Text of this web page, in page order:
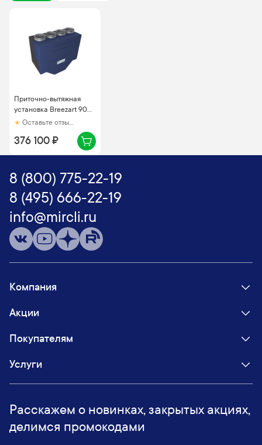
Приточно-вытяжная
установка Breezart 900
Lux RE (в пласт. корп.,
Оставьте отзыв первым
376 100 ₽
8 (800) 775-22-19
8 (495) 666-22-19
info@mircli.ru
Компания
Акции
Покупателям
Услуги
Расскажем о новинках, закрытых акциях,
делимся промокодами